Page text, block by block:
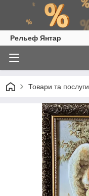
Рельеф Янтар
Товари та послуги